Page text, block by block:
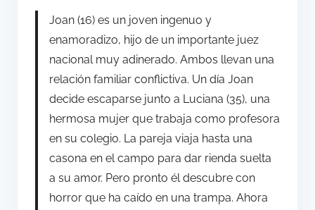
Joan (16) es un joven ingenuo y
enamoradizo, hijo de un importante juez
nacional muy adinerado. Ambos llevan una
relación familiar conflictiva. Un día Joan
decide escaparse junto a Luciana (35), una
hermosa mujer que trabaja como profesora
en su colegio. La pareja viaja hasta una
casona en el campo para dar rienda suelta
a su amor. Pero pronto él descubre con
horror que ha caído en una trampa. Ahora